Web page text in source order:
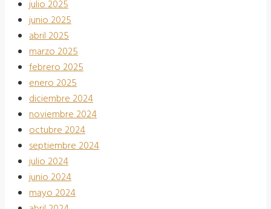
julio 2025
junio 2025
abril 2025
marzo 2025
febrero 2025
enero 2025
diciembre 2024
noviembre 2024
octubre 2024
septiembre 2024
julio 2024
junio 2024
mayo 2024